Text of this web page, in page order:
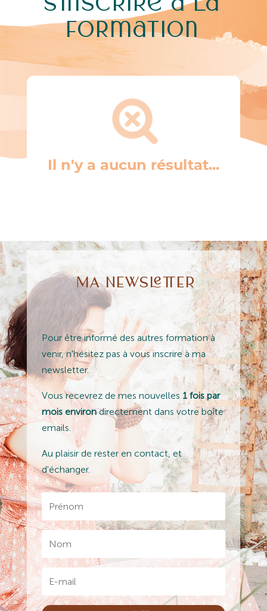
formation
Il n'y a aucun résultat...
MA NEWSLETTER
Pour être informé des autres formation à
venir, n'hésitez pas à vous inscrire à ma
newsletter.
Vous recevrez de mes nouvelles 1 fois par
mois environdirectement dans votre boîte
emails.
Au plaisir de rester en contact, et
d'échanger.